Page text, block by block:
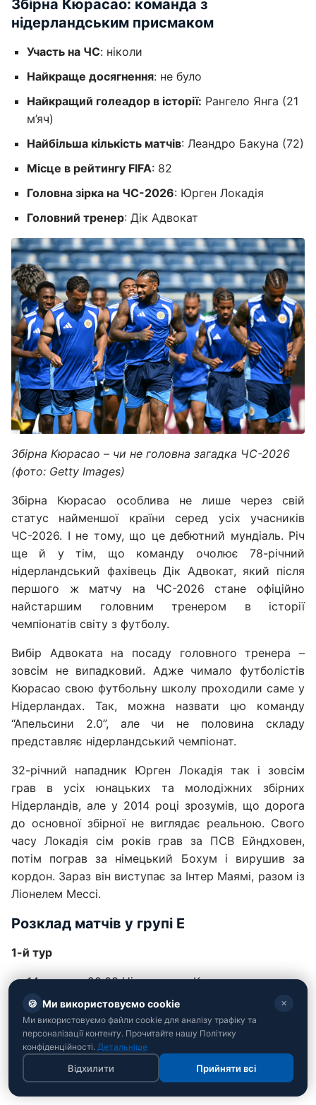
Збірна Кюрасао: команда з
нідерландським присмаком
Участь на ЧС: ніколи
Найкраще досягнення: не було
Найкращий голеадор в історії: Рангело Янга (21
м’яч)
Найбільша кількість матчів: Леандро Бакуна (72)
Місце в рейтингу FIFA: 82
Головна зірка на ЧС-2026: Юрген Локадія
Головний тренер: Дік Адвокат
Збірна Кюрасао – чи не головна загадка ЧС-2026
(фото: Getty Images)
Збірна Кюрасао особлива не лише через свій
статус найменшої країни серед усіх учасників
ЧС-2026. І не тому, що це дебютний мундіаль. Річ
ще й у тім, що команду очолює 78-річний
нідерландський фахівець Дік Адвокат, який після
першого ж матчу на ЧС-2026 стане офіційно
найстаршим головним тренером в історії
чемпіонатів світу з футболу.
Вибір Адвоката на посаду головного тренера –
зовсім не випадковий. Адже чимало футболістів
Кюрасао свою футбольну школу проходили саме у
Нідерландах. Так, можна назвати цю команду
“Апельсини 2.0”, але чи не половина складу
представляє нідерландський чемпіонат.
32-річний нападник Юрген Локадія так і зовсім
грав в усіх юнацьких та молодіжних збірних
Нідерландів, але у 2014 році зрозумів, що дорога
до основної збірної не виглядає реальною. Свого
часу Локадія сім років грав за ПСВ Ейндховен,
потім пограв за німецький Бохум і вирушив за
кордон. Зараз він виступає за Інтер Маямі, разом із
Ліонелем Мессі.
Розклад матчів у групі Е
1-й тур
14 червня, 20:00 Німеччина – Кюрасао
15 червня, 02:00 Кот-Д’Івуар – Еквадор
2-й тур
20 червня 23:00 Німеччина – Кот-Д’Івуар
🍪 Ми використовуємо cookie ✕
Ми використовуємо файли cookie для аналізу трафіку та
персоналізації контенту. Прочитайте нашу Політику
конфіденційності. Детальніше
Відхилити Прийняти всі